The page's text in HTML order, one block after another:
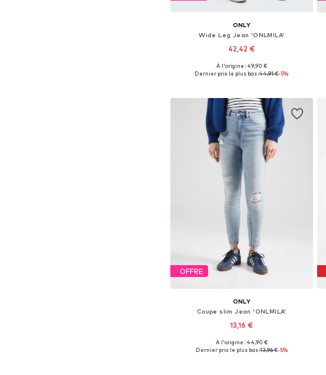
ONLY
Wide Leg Jean 'ONLMILA'
42,42 €
Disponible en plusieurs tailles
À l'origine : 49,90 €
Dernier prix le plus bas :44,91 €-5%
OFFRE
ONLY
Coupe slim Jean 'ONLMILA'
13,16 €
À l'origine : 44,90 €
Dernier prix le plus bas :13,96 €-5%